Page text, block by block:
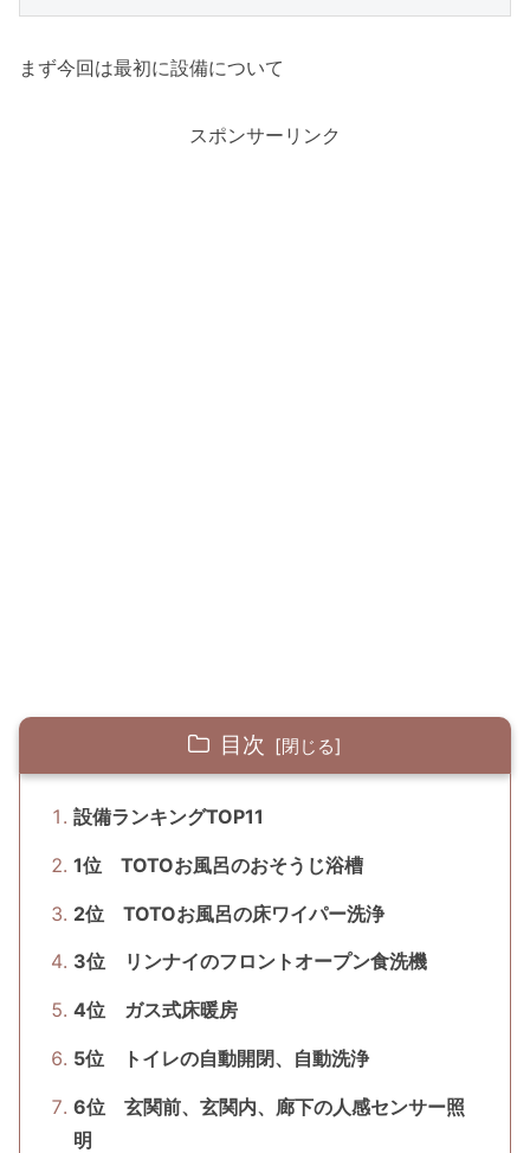
まず今回は最初に設備について
スポンサーリンク
目次
設備ランキングTOP11
1位 TOTOお風呂のおそうじ浴槽
2位 TOTOお風呂の床ワイパー洗浄
3位 リンナイのフロントオープン食洗機
4位 ガス式床暖房
5位 トイレの自動開閉、自動洗浄
6位 玄関前、玄関内、廊下の人感センサー照
明